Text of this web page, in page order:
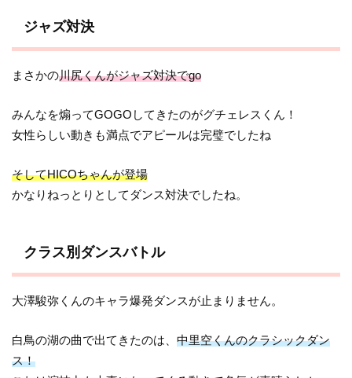
ジャズ対決
まさかの川尻くんがジャズ対決でgo
みんなを煽ってGOGOしてきたのがグチェレスくん！
女性らしい動きも満点でアピールは完璧でしたね
そしてHICOちゃんが登場
かなりねっとりとしてダンス対決でしたね。
クラス別ダンスバトル
大澤駿弥くんのキャラ爆発ダンスが止まりません。
白鳥の湖の曲で出てきたのは、中里空くんのクラシックダン
ス！